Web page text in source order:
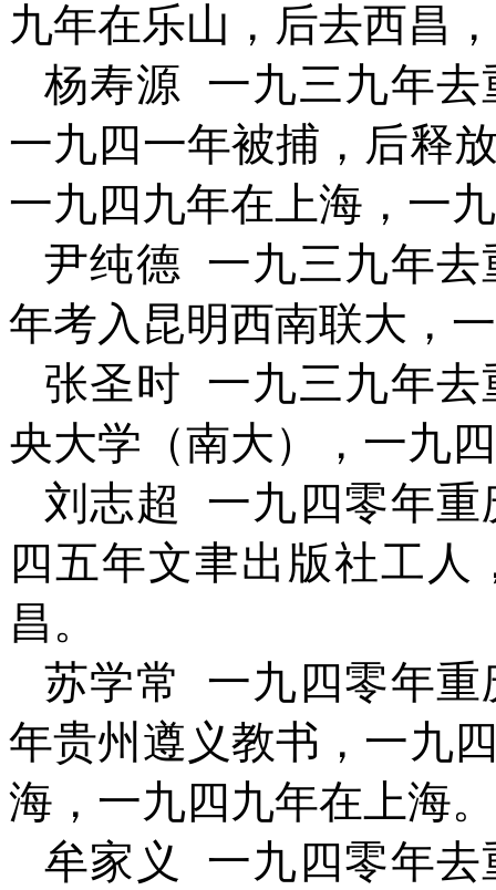
九年在乐山，后去西昌
杨寿源 一九三九年
一九四一年被捕，后释
一九四九年在上海，一
尹纯德 一九三九年
年考入昆明西南联大，
张圣时 一九三九年
央大学（南大），一九
刘志超
一九四零年
四五年文聿出版社工
昌。
苏学常
一九四零年
年贵州遵义教书，一九
海，一九四九年在上海。
牟家义
一九四零年